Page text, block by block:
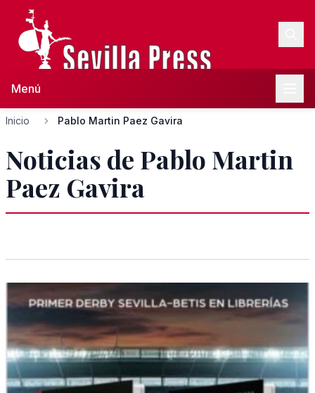
Menú
Inicio Pablo Martin Paez Gavira
Noticias de Pablo Martin
Paez Gavira